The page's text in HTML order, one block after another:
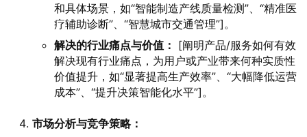
和具体场景，如“智能制造产线质量检测”、“精准医
疗辅助诊断”、“智慧城市交通管理”]。
解决的行业痛点与价值： [阐明产品/服务如何有效
解决现有行业痛点，为用户或产业带来何种实质性
价值提升，如“显著提高生产效率”、“大幅降低运营
成本”、“提升决策智能化水平”]。
市场分析与竞争策略：